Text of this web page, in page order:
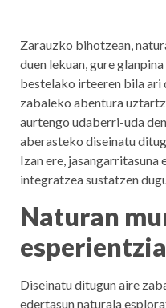
Zarauzko bihotzean,
duen lekuan, gure
bestelako irteeren bila ari
zabaleko abentura
aurtengo udaberri-uda
aberasteko diseinatu
Izan ere,
integratzea sustatzen
Naturan
Diseinatu ditugun aire
edertasun naturala